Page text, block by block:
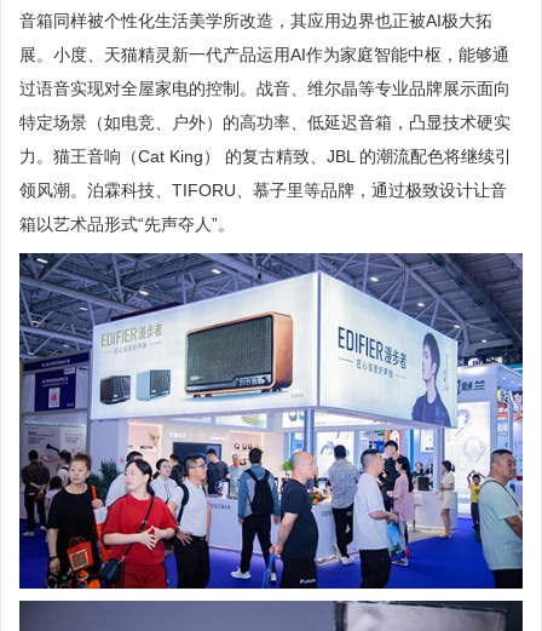
音箱同样被个性化生活美学所改造，其应用边界也正被AI极大拓
展。小度、天猫精灵新一代产品运用AI作为家庭智能中枢，能够通
过语音实现对全屋家电的控制。战音、维尔晶等专业品牌展示面向
特定场景（如电竞、户外）的高功率、低延迟音箱，凸显技术硬实
力。猫王音响（Cat King） 的复古精致、JBL 的潮流配色将继续引
领风潮。泊霖科技、TIFORU、慕子里等品牌，通过极致设计让音
箱以艺术品形式“先声夺人”。